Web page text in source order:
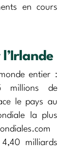
en cours
entier :
millions de
le pays au
la plus
milliards